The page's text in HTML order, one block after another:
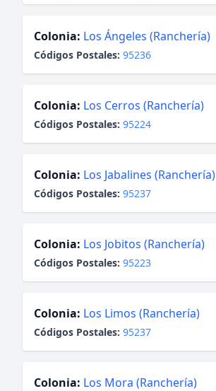
Colonia: Los Ángeles (Ranchería)
Códigos Postales: 95236
Colonia: Los Cerros (Ranchería)
Códigos Postales: 95224
Colonia: Los Jabalines (Ranchería)
Códigos Postales: 95237
Colonia: Los Jobitos (Ranchería)
Códigos Postales: 95223
Colonia: Los Limos (Ranchería)
Códigos Postales: 95237
Colonia: Los Mora (Ranchería)